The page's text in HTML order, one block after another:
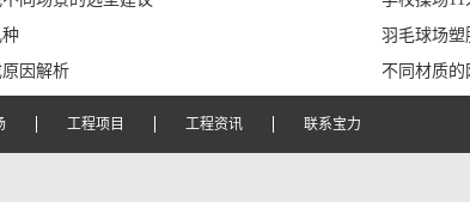
羽毛球场塑
因解析
不同材质的
工程项目 工程资讯 联系宝力